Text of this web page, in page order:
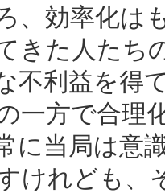
、効率化は
きた人たち
不利益を得
一方で合理
に当局は意
けれども、